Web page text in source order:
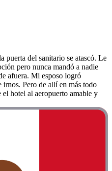
puerta del sanitario se atascó. Le
pero nunca mandó a nadie
afuera. Mi esposo logró
irnos. Pero de allí en más todo
hotel al aeropuerto amable y